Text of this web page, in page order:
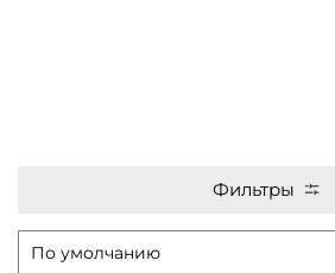
Фильтры